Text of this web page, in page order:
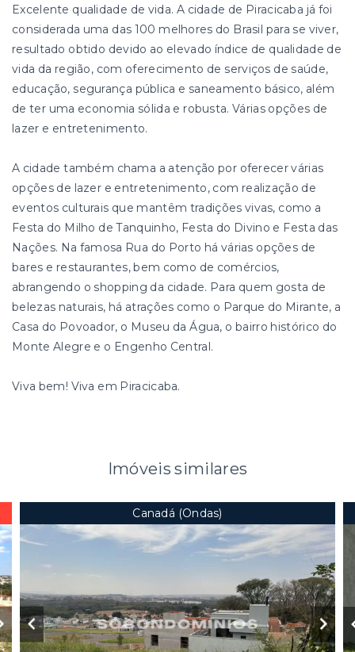
Excelente qualidade de vida. A cidade de Piracicaba já foi
considerada uma das 100 melhores do Brasil para se viver,
resultado obtido devido ao elevado índice de qualidade de
vida da região, com oferecimento de serviços de saúde,
educação, segurança pública e saneamento básico, além
de ter uma economia sólida e robusta. Várias opções de
lazer e entretenimento.
A cidade também chama a atenção por oferecer várias
opções de lazer e entretenimento, com realização de
eventos culturais que mantêm tradições vivas, como a
Festa do Milho de Tanquinho, Festa do Divino e Festa das
Nações. Na famosa Rua do Porto há várias opções de
bares e restaurantes, bem como de comércios,
abrangendo o shopping da cidade. Para quem gosta de
belezas naturais, há atrações como o Parque do Mirante, a
Casa do Povoador, o Museu da Água, o bairro histórico do
Monte Alegre e o Engenho Central.
Viva bem! Viva em Piracicaba.
Imóveis similares
Canadá (Ondas)